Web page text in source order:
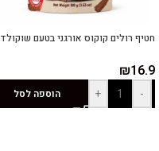
חטיף רולים קוקוס אורגני בטעם שוקולד
₪16.9
-
+ הוספה לסל